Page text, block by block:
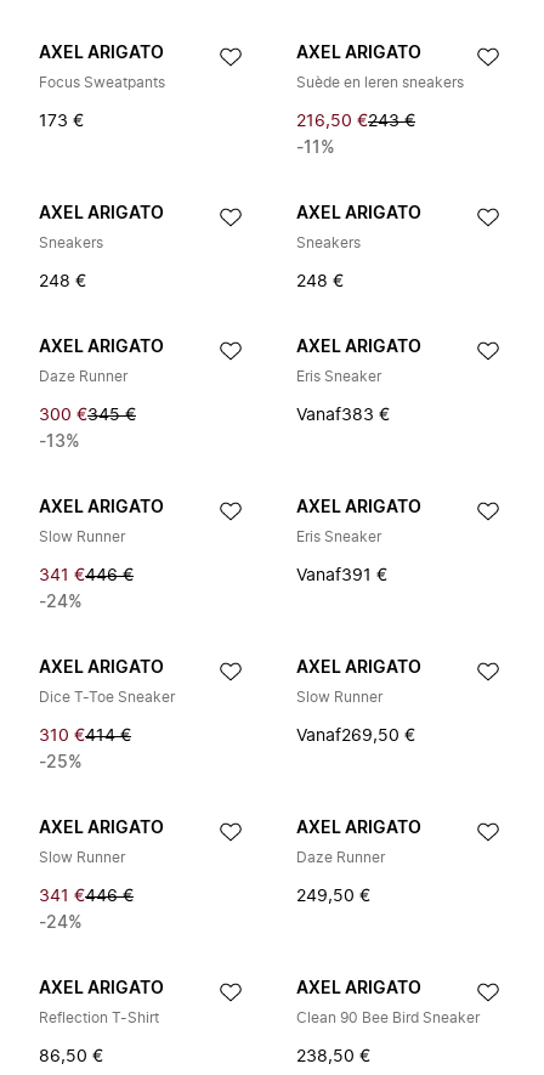
AXEL ARIGATO
Focus Sweatpants
173 €
AXEL ARIGATO
Suède en leren sneakers
216,50 €243 €
-11%
AXEL ARIGATO
Sneakers
248 €
AXEL ARIGATO
Sneakers
248 €
AXEL ARIGATO
Daze Runner
300 €345 €
-13%
AXEL ARIGATO
Eris Sneaker
Vanaf383 €
AXEL ARIGATO
Slow Runner
341 €446 €
-24%
AXEL ARIGATO
Eris Sneaker
Vanaf391 €
AXEL ARIGATO
Dice T-Toe Sneaker
310 €414 €
-25%
AXEL ARIGATO
Slow Runner
Vanaf269,50 €
AXEL ARIGATO
Slow Runner
341 €446 €
-24%
AXEL ARIGATO
Daze Runner
249,50 €
AXEL ARIGATO
Reflection T-Shirt
86,50 €
AXEL ARIGATO
Clean 90 Bee Bird Sneaker
238,50 €